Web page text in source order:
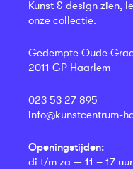
Kunst & design zien,
onze collectie.
Gedempte Oude
2011 GP Haarlem
023 53 27 895
info@kunstcentrum-
Openingstijden:
di t/m za — 11 – 17 uur